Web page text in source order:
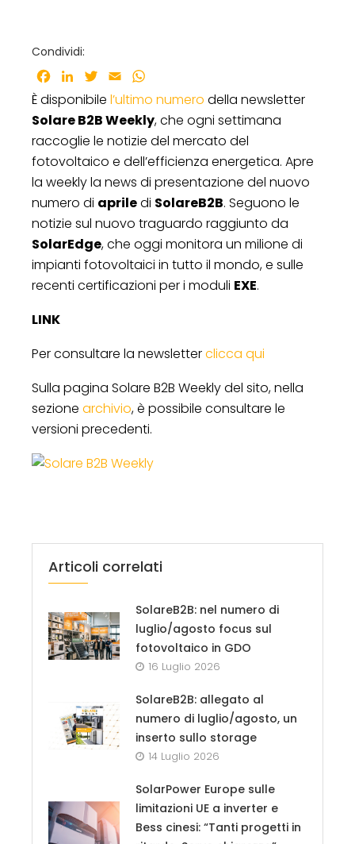
Condividi:
Facebook
LinkedInTwitter
Email
È disponibile l’ultimo numero della newsletter
Solare B2B Weekly, che ogni settimana
raccoglie le notizie del mercato del
fotovoltaico e dell’efficienza energetica. Apre
la weekly la news di presentazione del nuovo
numero di apriledi SolareB2B. Seguono le
notizie sul nuovo traguardo raggiunto da
SolarEdge, che oggi monitora un milione di
impianti fotovoltaici in tutto il mondo, e sulle
recenti certificazioni per i moduli EXE.
LINK
Per consultare la newsletterclicca qui
Sulla pagina Solare B2B Weekly del sito, nella
sezione archivio, è possibile consultare le
versioni precedenti.
Articoli correlati
SolareB2B: nel numero di
luglio/agosto focus sul
fotovoltaico in GDO
16 Luglio 2026
SolareB2B: allegato al
numero di luglio/agosto, un
inserto sullo storage
14 Luglio 2026
SolarPower Europe sulle
limitazioni UE a inverter e
Bess cinesi: “Tanti progetti in